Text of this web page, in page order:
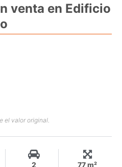
venta en Edificio
el valor original.
2 77 m²